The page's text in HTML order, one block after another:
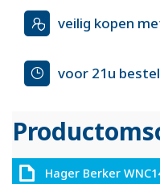
veilig kopen
voor 21u
Hager Berker